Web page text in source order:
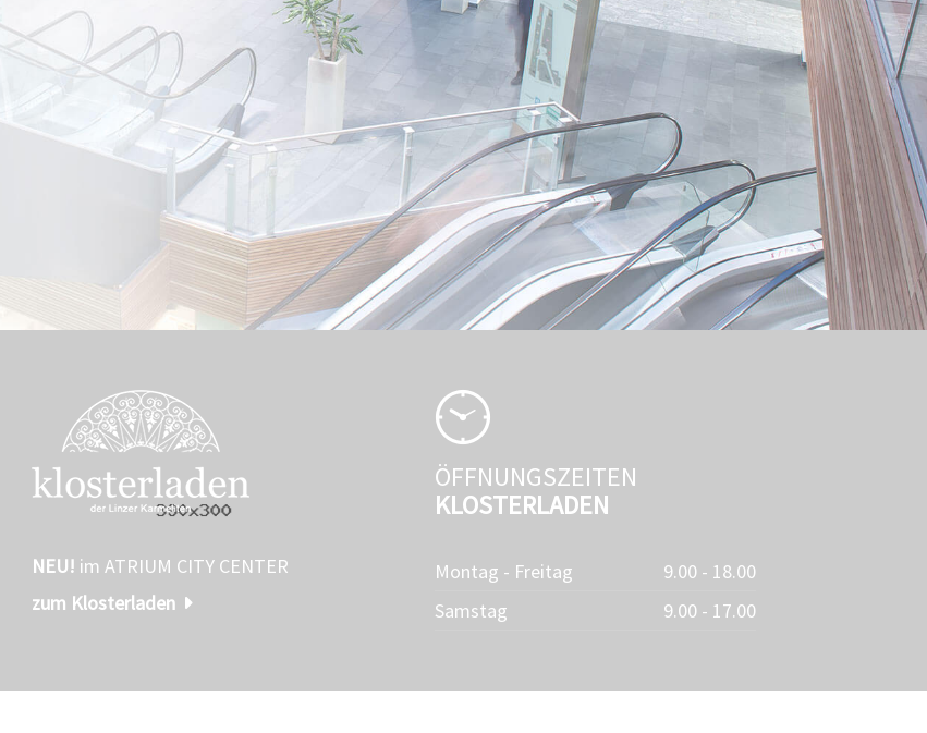
NEU! im ATRIUM CITY CENTER
zum Klosterladen
ÖFFNUNGSZEITEN
KLOSTERLADEN
Montag - Freitag
9.00 - 18.00
Samstag
9.00 - 17.00